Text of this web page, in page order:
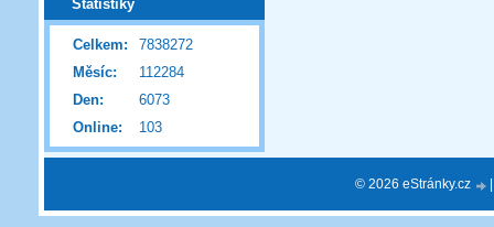
Statistiky
Online: 103
Celkem:
7838272
Měsíc:
112284
Den:
6073
© 2026 eStránky.cz